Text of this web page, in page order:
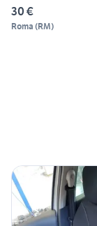
30 €
Roma (RM)